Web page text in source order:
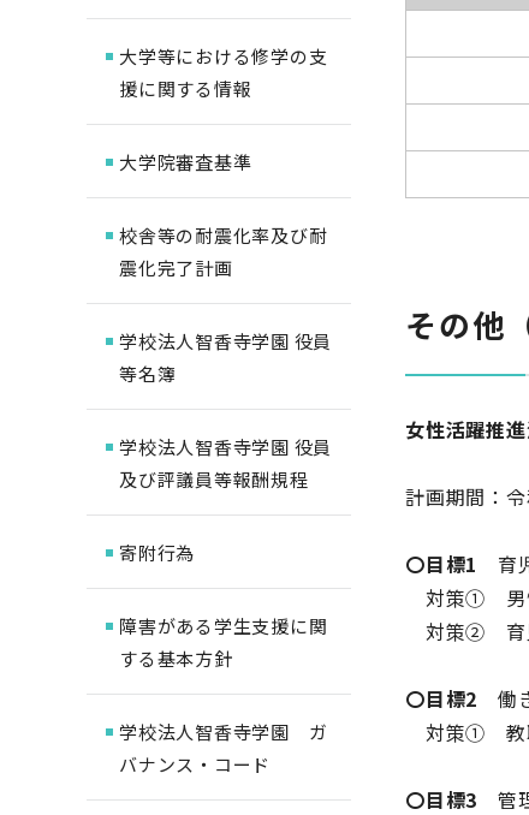
その他
女性活躍推
計画期間：
〇目標1 育
対策① 男
対策② 育児
〇目標2 働
対策① 教
〇目標3 管
大学等における修学の支
援に関する情報
大学院審査基準
校舎等の耐震化率及び耐
震化完了計画
学校法人智香寺学園 役員
等名簿
学校法人智香寺学園 役員
及び評議員等報酬規程
寄附行為
障害がある学生支援に関
する基本方針
学校法人智香寺学園 ガ
バナンス・コード